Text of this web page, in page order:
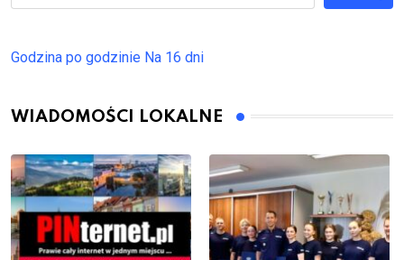
Godzina po godzinie Na 16 dni
WIADOMOŚCI LOKALNE